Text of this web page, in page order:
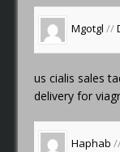
Mgotgl //
us cialis sales
delivery for
Haphab